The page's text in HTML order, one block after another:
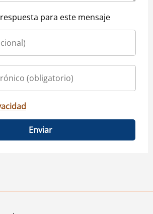
para este mensaje
Enviar